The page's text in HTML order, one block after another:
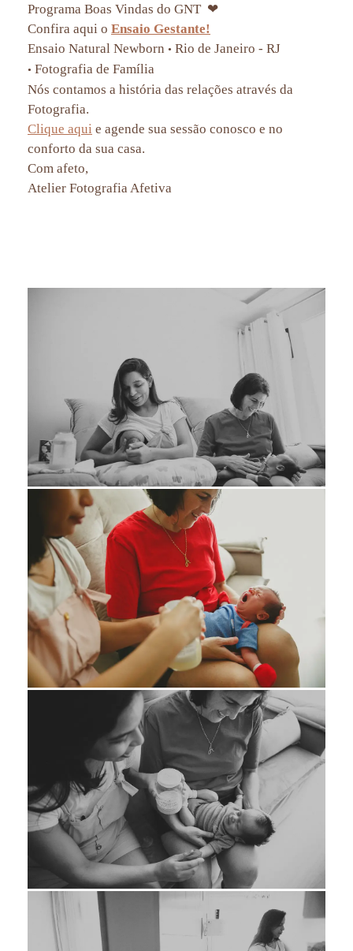
Programa Boas Vindas do GNT ❤
Confira aqui o Ensaio Gestante!
Ensaio Natural Newborn • Rio de Janeiro - RJ
• Fotografia de Família
Nós contamos a história das relações através da
Fotografia.
Clique aqui e agende sua sessão conosco e no
conforto da sua casa.
Com afeto,
Atelier Fotografia Afetiva